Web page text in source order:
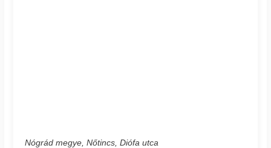
Nógrád megye, Nőtincs, Diófa utca